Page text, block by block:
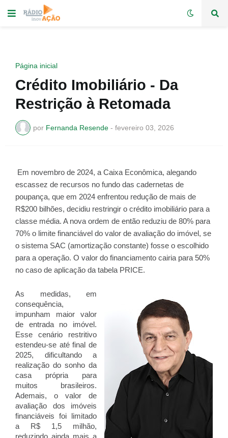
Página inicial
Crédito Imobiliário - Da
Restrição à Retomada
por Fernanda Resende - fevereiro 03, 2026
Em novembro de 2024, a Caixa Econômica, alegando
escassez de recursos no fundo das cadernetas de
poupança, que em 2024 enfrentou redução de mais de
R$200 bilhões, decidiu restringir o crédito imobiliário para a
classe média. A nova ordem de então reduziu de 80% para
70% o limite financiável do valor de avaliação do imóvel, se
o sistema SAC (amortização constante) fosse o escolhido
para a operação. O valor do financiamento cairia para 50%
no caso de aplicação da tabela PRICE.
As medidas, em
consequência,
impunham maior valor
de entrada no imóvel.
Esse cenário restritivo
estendeu-se até final de
2025, dificultando a
realização do sonho da
casa própria para
muitos brasileiros.
Ademais, o valor de
avaliação dos imóveis
financiáveis foi limitado
a R$ 1,5 milhão,